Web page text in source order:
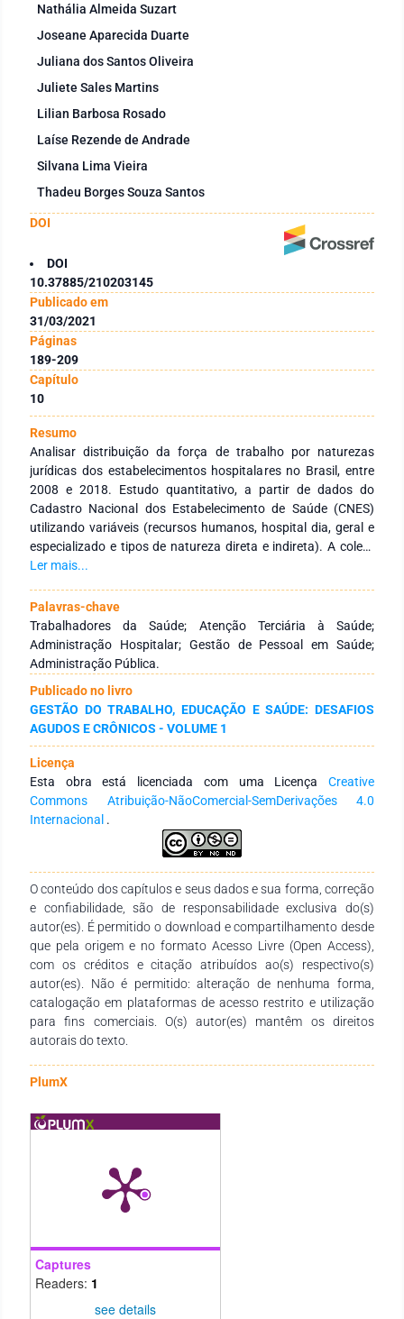
Nathália Almeida Suzart
Joseane Aparecida Duarte
Juliana dos Santos Oliveira
Juliete Sales Martins
Lilian Barbosa Rosado
Laíse Rezende de Andrade
Silvana Lima Vieira
Thadeu Borges Souza Santos
DOI
DOI
10.37885/210203145
Publicado em
31/03/2021
Páginas
189-209
Capítulo
10
Resumo
Analisar distribuição da força de trabalho por naturezas
jurídicas dos estabelecimentos hospitalares no Brasil, entre
2008 e 2018. Estudo quantitativo, a partir de dados do
Cadastro Nacional dos Estabelecimento de Saúde (CNES)
utilizando variáveis (recursos humanos, hospital dia, geral e
especializado e tipos de natureza direta e indireta). A coleta
de dados foi realizada no mês de agosto de 2018, referente
qual os resultados obtidos foram tabulados com o programa
Microsoft Office Excel® para posterior análise. Reafirma a
concentração da força de trabalho em saúde na região
sudeste do país, embora demonstre curva crescente em
todas as regiões brasileiras. Quanto ao perfil hospitalar,
destaca-se o maior quantitativo e respectivo crescimento da
força de trabalho nos hospitais do tipo geral, enquanto que
os tipos hospital dia e especializado corresponderam a
crescimento não expressivo e queda, respectivamente.
Quanto às naturezas jurídicas dos estabelecimentos
hospitalares, embora a maior quantitativo durante a série
histórica seja a administração direta, chama-se atenção para
a expansão das naturezas não diretas em expansão no país,
a exemplo das entidades sem fins lucrativos. Embora a
serviços de saúde seja uma alternativa para que as
organizações se adaptem às modificações no cenário
mundial, podem trazer consequências para o trabalhador da
saúde quanto a garantia de direitos, principalmente, sociais e
trabalhistas.
Ler mais...
Palavras-chave
Trabalhadores da Saúde; Atenção Terciária à Saúde;
Administração Hospitalar; Gestão de Pessoal em Saúde;
Administração Pública.
Publicado no livro
GESTÃO DO TRABALHO, EDUCAÇÃO E SAÚDE: DESAFIOS
AGUDOS E CRÔNICOS - VOLUME 1
Licença
Esta obra está licenciada com uma Licença Creative
Commons Atribuição-NãoComercial-SemDerivações 4.0
Internacional .
O conteúdo dos capítulos e seus dados e sua forma, correção
e confiabilidade, são de responsabilidade exclusiva do(s)
autor(es). É permitido o download e compartilhamento desde
que pela origem e no formato Acesso Livre (Open Access),
com os créditos e citação atribuídos ao(s) respectivo(s)
autor(es). Não é permitido: alteração de nenhuma forma,
catalogação em plataformas de acesso restrito e utilização
para fins comerciais. O(s) autor(es) mantêm os direitos
autorais do texto.
PlumX
Captures
Readers: 1
see details